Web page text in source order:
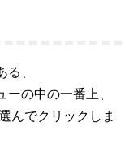
、
ーの中の一番上、
んでクリックしま